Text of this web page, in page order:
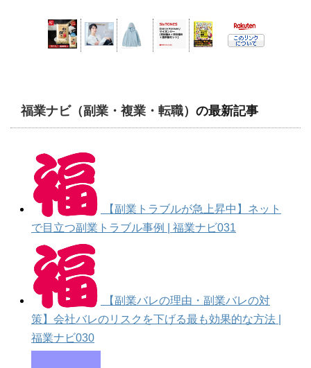
福業ナビ（副業・複業・転職） の最新記事
【副業トラブルが急上昇中】ネット
で目立つ副業トラブル事例 | 福業ナビ031
【副業バレの理由・副業バレの対
策】会社バレのリスクを下げる最も効果的な方法 |
福業ナビ030